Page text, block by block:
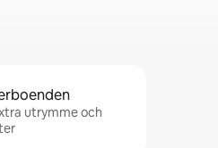
utrymme och